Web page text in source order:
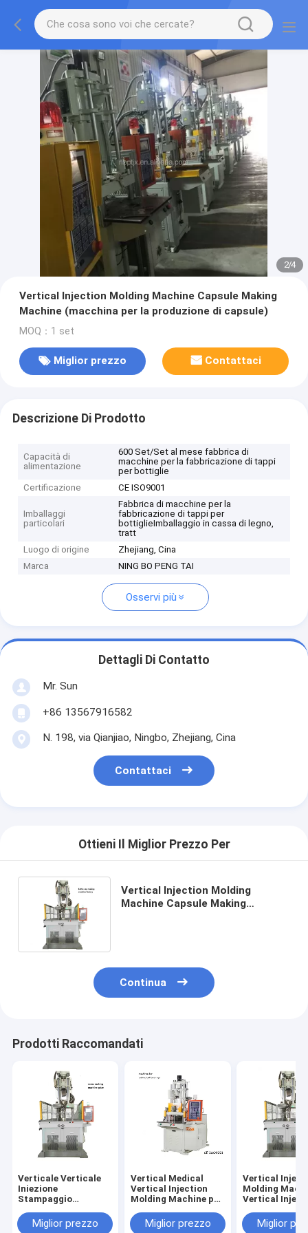
2/4
Vertical Injection Molding Machine Capsule Making
Machine (macchina per la produzione di capsule)
MOQ：1 set
Miglior prezzo Contattaci
Descrizione Di Prodotto
Capacità di
alimentazione
600 Set/Set al mese fabbrica di
macchine per la fabbricazione di tappi
per bottiglie
Certificazione
CE ISO9001
Imballaggi
particolari
Fabbrica di macchine per la
fabbricazione di tappi per
bottiglieImballaggio in cassa di legno,
tratt
Luogo di origine
Zhejiang, Cina
Marca
NING BO PENG TAI
Osservi più
Dettagli Di Contatto
Mr. Sun
+86 13567916582
N. 198, via Qianjiao, Ningbo, Zhejiang, Cina
Contattaci
Ottieni Il Miglior Prezzo Per
Vertical Injection Molding
Machine Capsule Making
Continua
Prodotti Raccomandati
Verticale Verticale
Iniezione
Stampaggio
Making Machine
Miglior prezzo
Vertical Medical
Vertical Injection
Molding Machine per
palline da golf
Miglior prezzo
Vertical
Molding
Vertical
Vertical
Molding
Miglior